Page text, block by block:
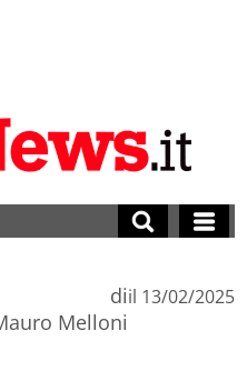
di
Melloni
il 13/02/2025